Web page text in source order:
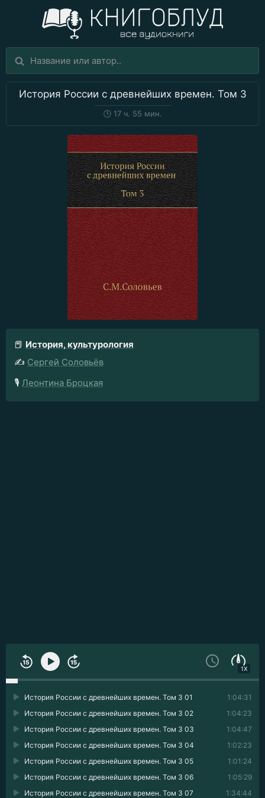
История России с древнейших времен. Том 3
🕒17 ч. 55 мин.
📕 История, культурология
✍️ Сергей Соловьёв
🎙️ Леонтина Броцкая
1X
1:04:31
История России с древнейших времен. Том 3 01
1:04:23
История России с древнейших времен. Том 3 02
1:04:47
История России с древнейших времен. Том 3 03
1:02:23
История России с древнейших времен. Том 3 04
1:01:24
История России с древнейших времен. Том 3 05
1:05:29
История России с древнейших времен. Том 3 06
1:34:44
История России с древнейших времен. Том 3 07